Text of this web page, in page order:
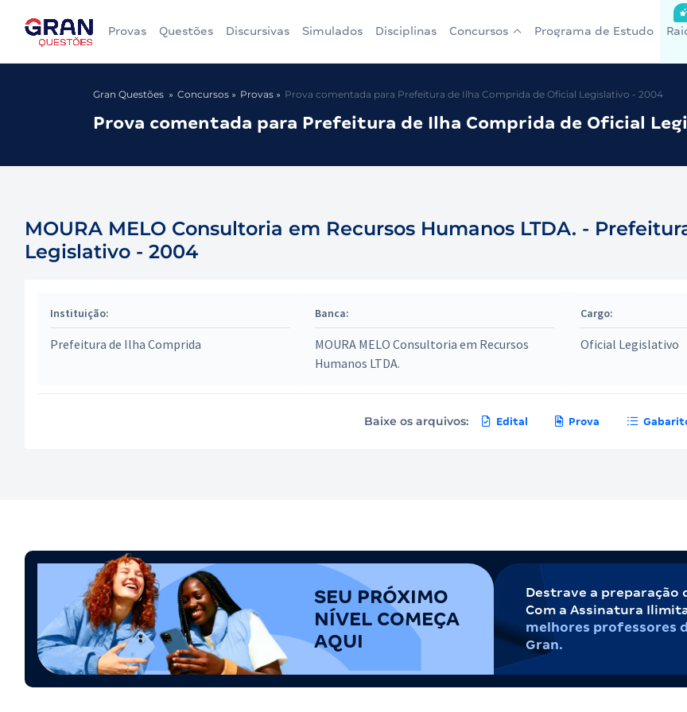
Provas Questões Discursivas Simulados Disciplinas Concursos Programa de Estudo
Gran Questões Concursos Provas Prova comentada para Prefeitura de Ilha Comprida de Oficial Legislativo - 2004
Prova comentada para Prefeitura de Ilha Comprida de Oficial
MOURA MELO Consultoria em Recursos Humanos LTDA. -
Legislativo - 2004
Instituição:
Prefeitura de Ilha Comprida
Banca:
MOURA MELO Consultoria em Recursos
Humanos LTDA.
Cargo:
Oficial Legislativo
Baixe os arquivos: Edital Prova
SEU PRÓXIMO
NÍVEL COMEÇA
AQUI
Destrave a preparação
Com a Assinatura
melhores professores
Gran.